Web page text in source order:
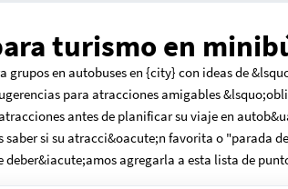
turismo en
grupos en autobuses en {city} con ideas de
para atracciones amigables
antes de planificar su viaje en
saber si su atracci&oacute;n favorita o "parada
deber&iacute;amos agregarla a esta lista de